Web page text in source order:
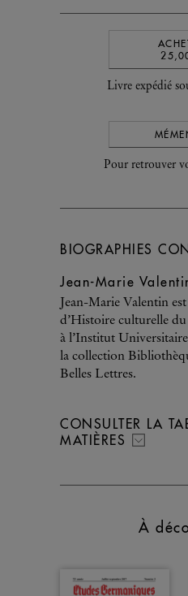
Livre expédié
Pour retrouver
BIOGRAPHIES
Jean-Marie
Jean-Marie Valentin
d’Histoire culturelle
à l’Institut
la collection
Belles Lettres.
CONSULTER LA
MATIÈRES
À